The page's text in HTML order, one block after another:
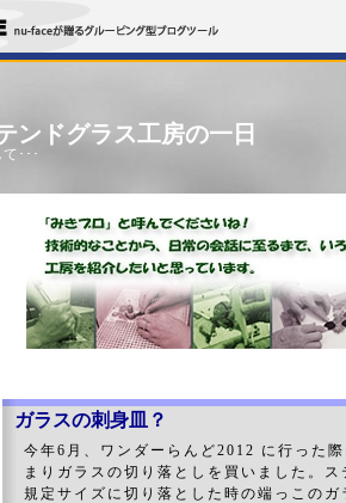
ンドグラス工房の一日
･･･
ガラスの刺身皿？
今年6月、ワンダーらんど2012 に行っ
まりガラスの切り落としを買いました。
規定サイズに切り落とした時の端っこのガ